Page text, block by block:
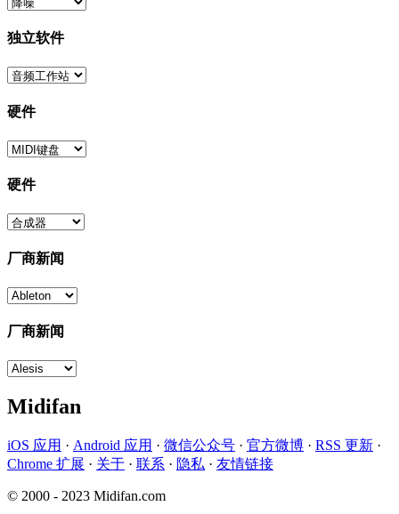
独立软件
硬件
硬件
厂商新闻
厂商新闻
Midifan
iOS 应用 · Android 应用 · 微信公众号 · 官方微博 · RSS 更新 ·
Chrome 扩展 · 关于 · 联系 · 隐私 · 友情链接
© 2000 - 2023 Midifan.com